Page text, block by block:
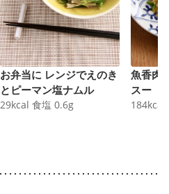
お弁当に レンジでえのき
とピーマン塩ナムル
29kcal 食塩 0.6g
魚香肉
スー
184kcal